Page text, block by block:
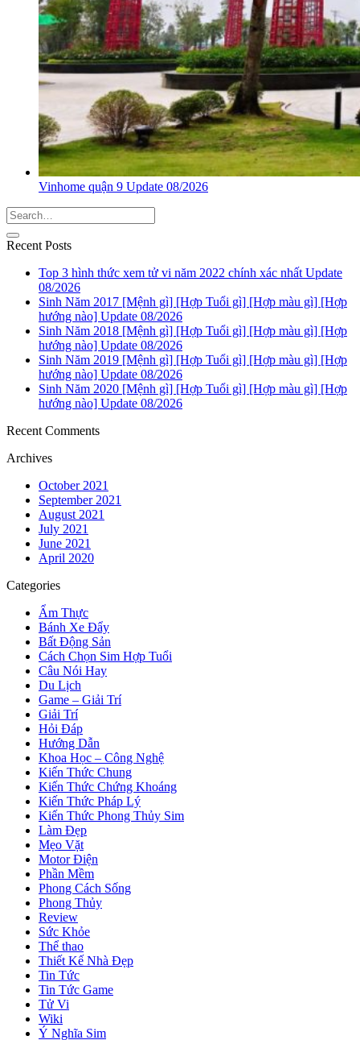
Vinhome quận 9 Update 08/2026
Recent Posts
Top 3 hình thức xem tử vi năm 2022 chính xác nhất Update
08/2026
Sinh Năm 2017 [Mệnh gì] [Hợp Tuổi gì] [Hợp màu gì] [Hợp
hướng nào] Update 08/2026
Sinh Năm 2018 [Mệnh gì] [Hợp Tuổi gì] [Hợp màu gì] [Hợp
hướng nào] Update 08/2026
Sinh Năm 2019 [Mệnh gì] [Hợp Tuổi gì] [Hợp màu gì] [Hợp
hướng nào] Update 08/2026
Sinh Năm 2020 [Mệnh gì] [Hợp Tuổi gì] [Hợp màu gì] [Hợp
hướng nào] Update 08/2026
Recent Comments
Archives
October 2021
September 2021
August 2021
July 2021
June 2021
April 2020
Categories
Ẩm Thực
Bánh Xe Đẩy
Bất Động Sản
Cách Chọn Sim Hợp Tuổi
Câu Nói Hay
Du Lịch
Game – Giải Trí
Giải Trí
Hỏi Đáp
Hướng Dẫn
Khoa Học – Công Nghệ
Kiến Thức Chung
Kiến Thức Chứng Khoáng
Kiến Thức Pháp Lý
Kiến Thức Phong Thủy Sim
Làm Đẹp
Mẹo Vặt
Motor Điện
Phần Mềm
Phong Cách Sống
Phong Thủy
Review
Sức Khỏe
Thể thao
Thiết Kế Nhà Đẹp
Tin Tức
Tin Tức Game
Tử Vi
Wiki
Ý Nghĩa Sim